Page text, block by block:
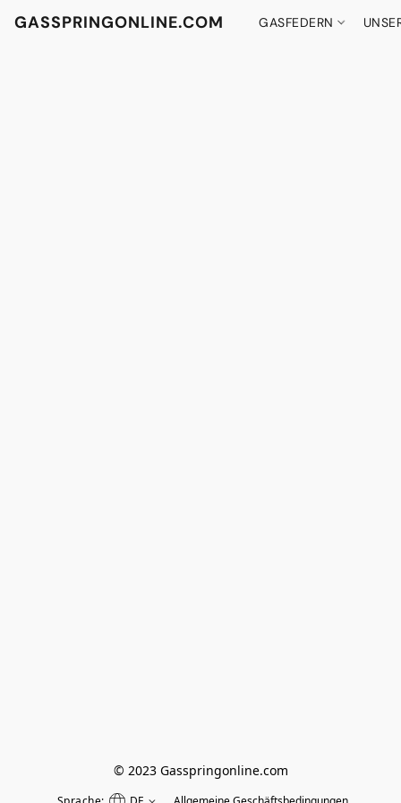
GASSPRINGONLINE.COM GASFEDERN
© 2023 Gasspringonline.com